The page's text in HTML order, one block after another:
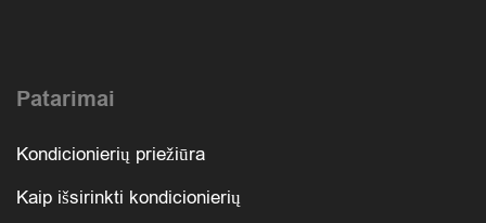
Patarimai
Kondicionierių priežiūra
Kaip išsirinkti kondicionierių